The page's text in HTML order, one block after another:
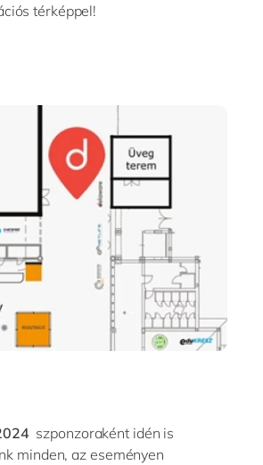
térképpel!
szponzoraként idén is
minden, az eseményen